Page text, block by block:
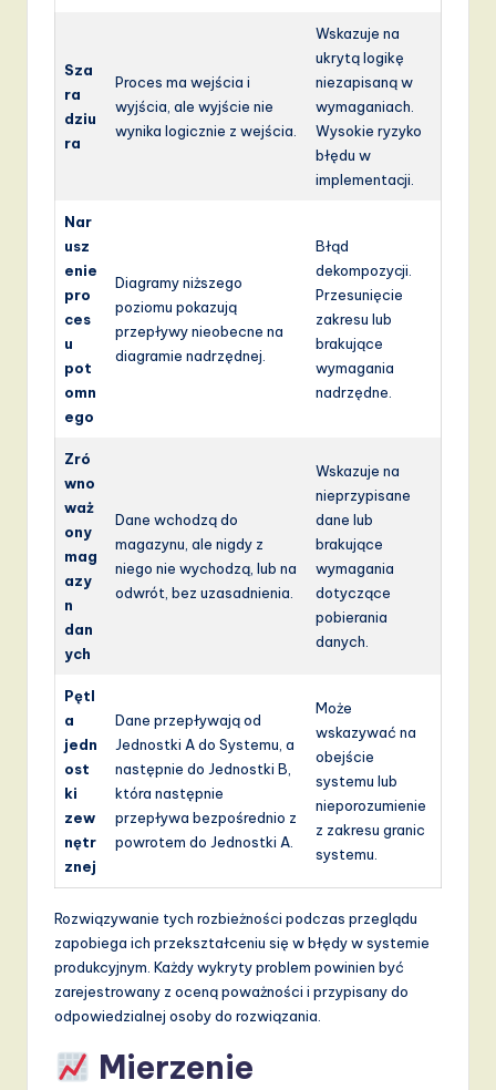
Sza
ra
dziu
ra
Proces ma wejścia i
wyjścia, ale wyjście nie
wynika logicznie z wejścia.
Wskazuje na
ukrytą logikę
niezapisaną w
wymaganiach.
Wysokie ryzyko
błędu w
implementacji.
Nar
usz
enie
pro
ces
u
pot
omn
ego
Diagramy niższego
poziomu pokazują
przepływy nieobecne na
diagramie nadrzędnej.
Błąd
dekompozycji.
Przesunięcie
zakresu lub
brakujące
wymagania
nadrzędne.
Zró
wno
waż
ony
mag
azy
n
dan
ych
Dane wchodzą do
magazynu, ale nigdy z
niego nie wychodzą, lub na
odwrót, bez uzasadnienia.
Wskazuje na
nieprzypisane
dane lub
brakujące
wymagania
dotyczące
pobierania
danych.
Pętl
a
jedn
ost
ki
zew
nętr
znej
Dane przepływają od
Jednostki A do Systemu, a
następnie do Jednostki B,
która następnie
przepływa bezpośrednio z
powrotem do Jednostki A.
Może
wskazywać na
obejście
systemu lub
nieporozumienie
z zakresu granic
systemu.
Rozwiązywanie tych rozbieżności podczas przeglądu
zapobiega ich przekształceniu się w błędy w systemie
produkcyjnym. Każdy wykryty problem powinien być
zarejestrowany z oceną poważności i przypisany do
odpowiedzialnej osoby do rozwiązania.
Mierzenie